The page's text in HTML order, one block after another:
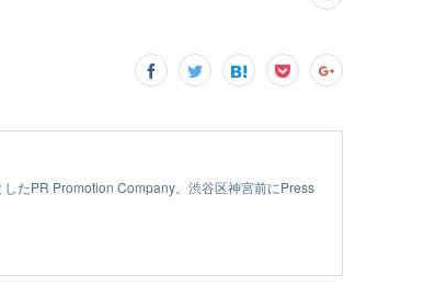
たPR Promotion Company。渋谷区神宮前にPress